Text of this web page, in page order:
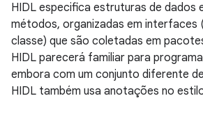
HIDL especifica estruturas de dados
métodos, organizadas em interfaces
classe) que são coletadas em
HIDL parecerá familiar para
embora com um conjunto diferente
HIDL também usa anotações no